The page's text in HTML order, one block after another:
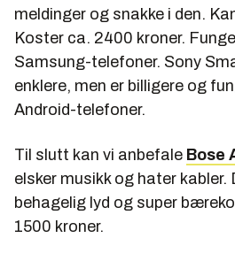
meldinger og snakke i den.
Koster ca. 2400 kroner.
Samsung-telefoner. Sony
enklere, men er billigere og
Android-telefoner.
Til slutt kan vi anbefale Bose
elsker musikk og hater
behagelig lyd og super
1500 kroner.